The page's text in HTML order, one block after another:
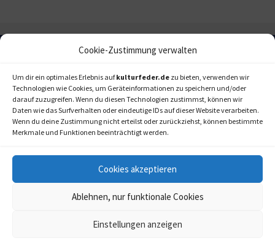
Cookie-Zustimmung verwalten
Um dir ein optimales Erlebnis aufkulturfeder.de zu bieten, verwenden wir
Technologien wie Cookies, um Geräteinformationen zu speichern und/oder
darauf zuzugreifen. Wenn du diesen Technologien zustimmst, können wir
Daten wie das Surfverhalten oder eindeutige IDs auf dieser Website verarbeiten.
Wenn du deine Zustimmung nicht erteilst oder zurückziehst, können bestimmte
Merkmale und Funktionen beeinträchtigt werden.
Cookies akzeptieren
Ablehnen, nur funktionale Cookies
Einstellungen anzeigen
© 2006-2020 LAPPmedien+events
kulturfeder.de –